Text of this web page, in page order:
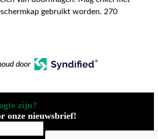
gebruikt worden. 270
door
zijn?
onze nieuwsbrief!